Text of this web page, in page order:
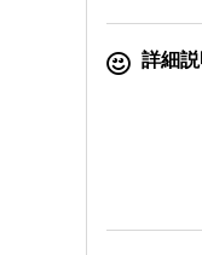
詳細説